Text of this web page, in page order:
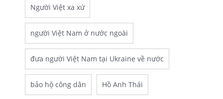
Người Việt xa xứ
người Việt Nam ở nước ngoài
đưa người Việt Nam tại Ukraine về nước
bảo hộ công dân Hồ Anh Thái